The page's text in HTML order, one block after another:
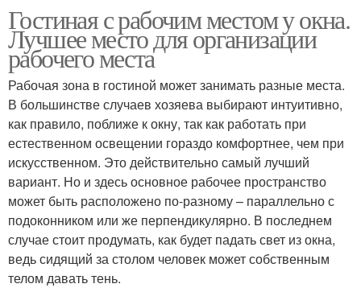
Гостиная с рабочим местом у окна.
Лучшее место для организации
рабочего места
Рабочая зона в гостиной может занимать разные места.
В большинстве случаев хозяева выбирают интуитивно,
как правило, поближе к окну, так как работать при
естественном освещении гораздо комфортнее, чем при
искусственном. Это действительно самый лучший
вариант. Но и здесь основное рабочее пространство
может быть расположено по-разному – параллельно с
подоконником или же перпендикулярно. В последнем
случае стоит продумать, как будет падать свет из окна,
ведь сидящий за столом человек может собственным
телом давать тень.